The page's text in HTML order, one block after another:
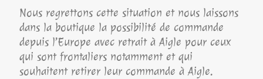
Nous regrettons cette situation et nous laissons
dans la boutique la possibilité de commande
depuis l’Europe avec retrait à Aigle pour ceux
qui sont frontaliers notamment et qui
souhaitent retirer leur commande à Aigle.